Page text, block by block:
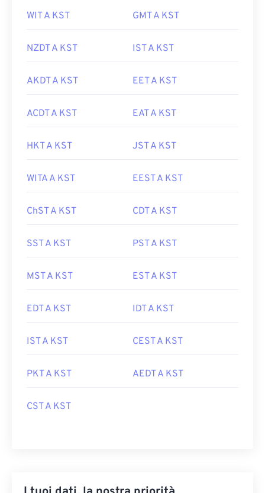
WIT A KST GMT A KST
NZDT A KST IST A KST
AKDT A KST EET A KST
ACDT A KST EAT A KST
HKT A KST JST A KST
WITA A KST EEST A KST
ChST A KST CDT A KST
SST A KST PST A KST
MST A KST EST A KST
EDT A KST IDT A KST
IST A KST CEST A KST
PKT A KST AEDT A KST
CST A KST